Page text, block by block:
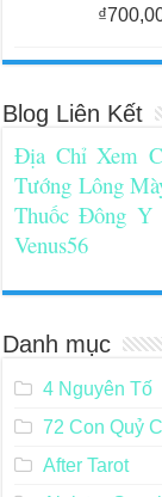
₫
Blog Liên Kết
Địa Chỉ Xem
Tướng Lông
Thuốc Đông Y
Venus56
Danh mục
4 Nguyên Tố
72 Con Quỷ
After Tarot